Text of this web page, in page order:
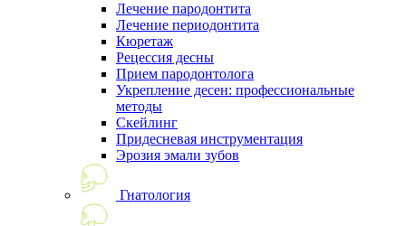
Лечение пародонтита
Лечение периодонтита
Кюретаж
Рецессия десны
Прием пародонтолога
Укрепление десен: профессиональные
методы
Скейлинг
Придесневая инструментация
Эрозия эмали зубов
Гнатология